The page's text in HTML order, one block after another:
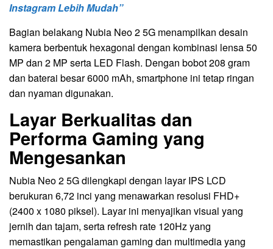
Instagram Lebih Mudah”
Bagian belakang Nubia Neo 2 5G menampilkan desain
kamera berbentuk hexagonal dengan kombinasi lensa 50
MP dan 2 MP serta LED Flash. Dengan bobot 208 gram
dan baterai besar 6000 mAh, smartphone ini tetap ringan
dan nyaman digunakan.
Layar Berkualitas dan
Performa Gaming yang
Mengesankan
Nubia Neo 2 5G dilengkapi dengan layar IPS LCD
berukuran 6,72 inci yang menawarkan resolusi FHD+
(2400 x 1080 piksel). Layar ini menyajikan visual yang
jernih dan tajam, serta refresh rate 120Hz yang
memastikan pengalaman gaming dan multimedia yang